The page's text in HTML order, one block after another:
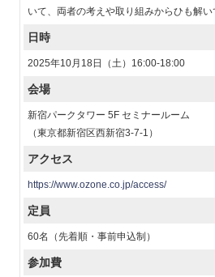
いて、両者の考えや取り組みからひも解い
日時
2025年10月18日（土）16:00-18:00
会場
新宿パークタワー 5F セミナールーム
（東京都新宿区西新宿3-7-1）
アクセス
https://www.ozone.co.jp/access/
定員
60名（先着順・事前申込制）
参加費